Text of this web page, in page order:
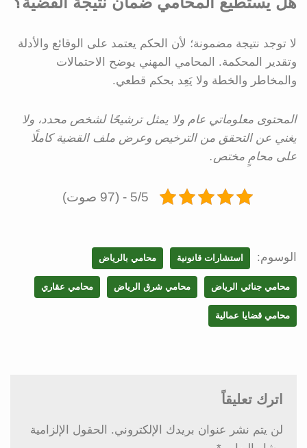
لا توجد نتيجة مضمونة؛ لأن الحكم يعتمد على الوقائع والأدلة
وتقدير المحكمة. المحامي المهني يوضح الاحتمالات
والمخاطر والخطة ولا يَعِد بحكم قطعي.
المحتوى معلوماتي عام ولا يمثل ترشيحًا لشخص محدد، ولا
يغني عن التحقق من الترخيص وعرض ملف القضية كاملًا
على محامٍ مختص.
5/5 - (97 صوت)
الوسوم: استشارات قانونية محامي بالرياض
محامي جنائي الرياض محامي شرق الرياض محامي عقاري
محامي قضايا عمالية
اترك تعليقاً
لن يتم نشر عنوان بريدك الإلكتروني.
الحقول الإلزامية